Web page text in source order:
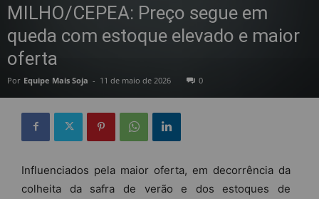
MILHO/CEPEA: Preço segue em
queda com estoque elevado e maior
oferta
Por Equipe Mais Soja - 11 de maio de 2026 0
Influenciados pela maior oferta, em decorrência da
colheita da safra de verão e dos estoques de